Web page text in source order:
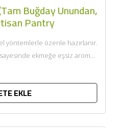
Buğday Unundan,
Pantry
yöntemlerle özenle hazırlanır.
ekmeğe eşsiz aroma
EKLE